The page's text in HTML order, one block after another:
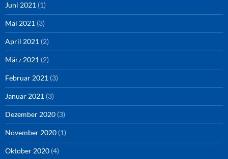
Juni 2021 (1)
Mai 2021 (3)
April 2021 (2)
März 2021 (2)
Februar 2021 (3)
Januar 2021 (3)
Dezember 2020 (3)
November 2020 (1)
Oktober 2020 (4)